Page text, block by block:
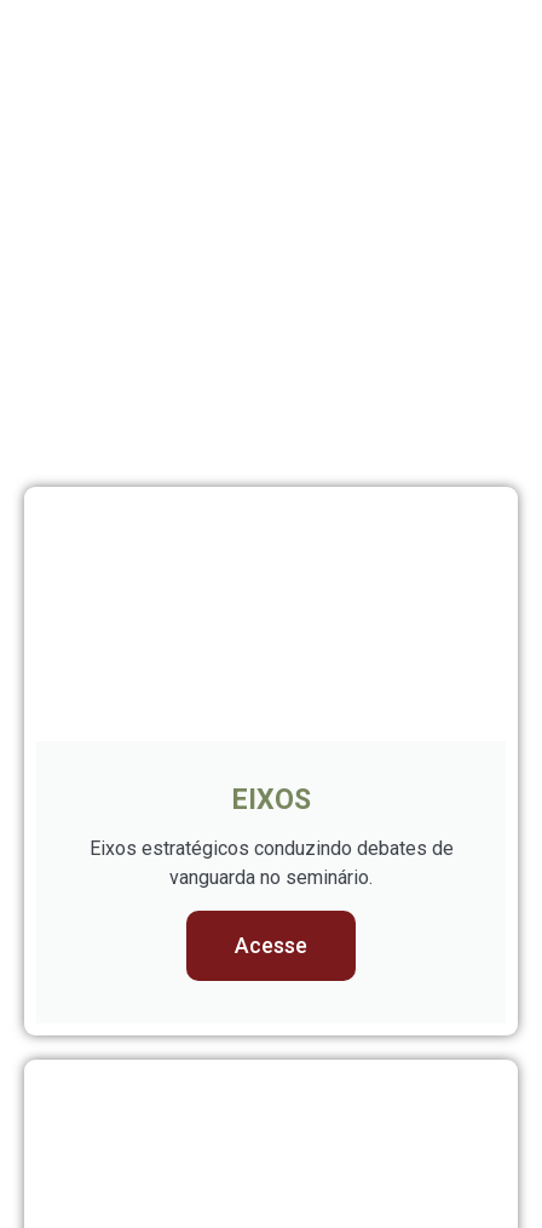
EIXOS
Eixos estratégicos conduzindo debates de
vanguarda no seminário.
Acesse